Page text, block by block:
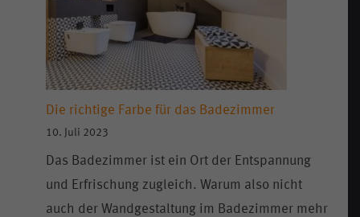
Die richtige Farbe für das Badezimmer
10. Juli 2023
Das Badezimmer ist ein Ort der Entspannung
und Erfrischung zugleich. Warum also nicht
auch der Wandgestaltung im Badezimmer mehr